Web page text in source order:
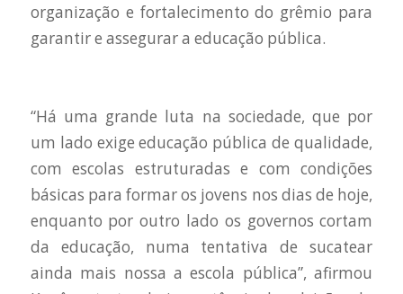
organização e fortalecimento do grêmio para
garantir e assegurar a educação pública.
“Há uma grande luta na sociedade, que por
um lado exige educação pública de qualidade,
com escolas estruturadas e com condições
básicas para formar os jovens nos dias de hoje,
enquanto por outro lado os governos cortam
da educação, numa tentativa de sucatear
ainda mais nossa a escola pública”, afirmou